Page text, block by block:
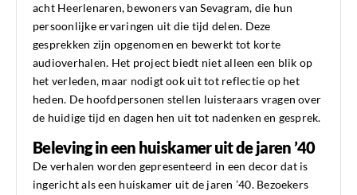
acht Heerlenaren, bewoners van Sevagram, die hun
persoonlijke ervaringen uit die tijd delen. Deze
gesprekken zijn opgenomen en bewerkt tot korte
audioverhalen. Het project biedt niet alleen een blik op
het verleden, maar nodigt ook uit tot reflectie op het
heden. De hoofdpersonen stellen luisteraars vragen over
de huidige tijd en dagen hen uit tot nadenken en gesprek.
Beleving in een huiskamer uit de jaren ’40
De verhalen worden gepresenteerd in een decor dat is
ingericht als een huiskamer uit de jaren ’40. Bezoekers